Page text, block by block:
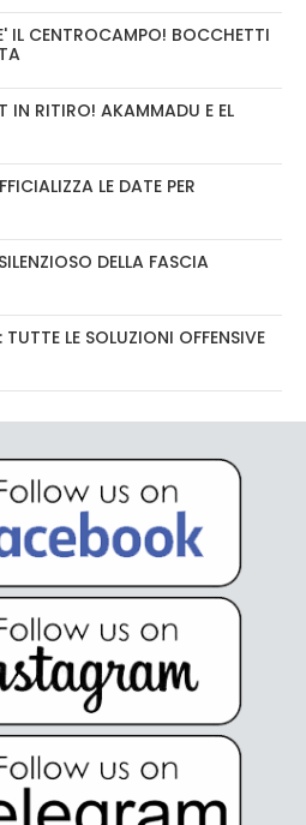
IL CENTROCAMPO! BOCCHETTI
IN RITIRO! AKAMMADU E EL
LE DATE PER
DELLA FASCIA
LE SOLUZIONI OFFENSIVE